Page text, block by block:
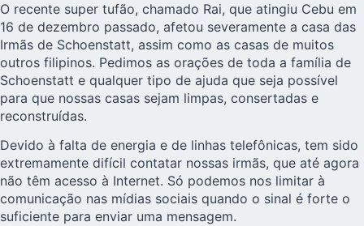
O recente super tufão, chamado Rai, que atingiu Cebu em
16 de dezembro passado, afetou severamente a casa das
Irmãs de Schoenstatt, assim como as casas de muitos
outros filipinos. Pedimos as orações de toda a família de
Schoenstatt e qualquer tipo de ajuda que seja possível
para que nossas casas sejam limpas, consertadas e
reconstruídas.
Devido à falta de energia e de linhas telefônicas, tem sido
extremamente difícil contatar nossas irmãs, que até agora
não têm acesso à Internet. Só podemos nos limitar à
comunicação nas mídias sociais quando o sinal é forte o
suficiente para enviar uma mensagem.